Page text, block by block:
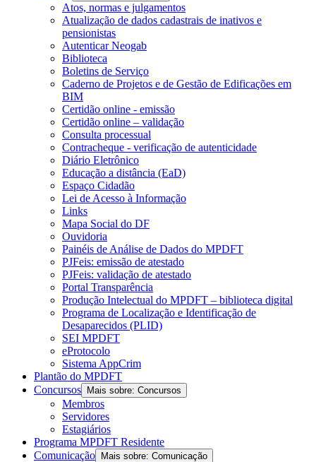
Atos, normas e julgamentos
Atualização de dados cadastrais de inativos e
pensionistas
Autenticar Neogab
Biblioteca
Boletins de Serviço
Caderno de Projetos e de Gestão de Edificações em
BIM
Certidão online - emissão
Certidão online – validação
Consulta processual
Contracheque - verificação de autenticidade
Diário Eletrônico
Educação a distância (EaD)
Espaço Cidadão
Lei de Acesso à Informação
Links
Mapa Social do DF
Ouvidoria
Painéis de Análise de Dados do MPDFT
PJFeis: emissão de atestado
PJFeis: validação de atestado
Portal Transparência
Produção Intelectual do MPDFT – biblioteca digital
Programa de Localização e Identificação de
Desaparecidos (PLID)
SEI MPDFT
eProtocolo
Sistema AppCrim
Plantão do MPDFT
Concursos
Mais sobre: Concursos
Membros
Servidores
Estagiários
Programa MPDFT Residente
Comunicação
Mais sobre: Comunicação